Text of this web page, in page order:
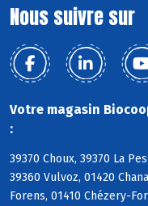
Nous suivre sur
Votre magasin
:
39370 Choux, 39370 La
39360 Vulvoz, 01420
Forens, 01410 Chézery-